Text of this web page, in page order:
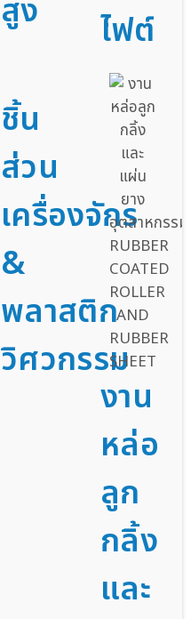
สูง
ไฟต์
ชิ้น
ส่วน
เครื่องจักร
&
พลาสติก
วิศวกรรม
งาน
หล่อ
ลูก
กลิ้ง
และ